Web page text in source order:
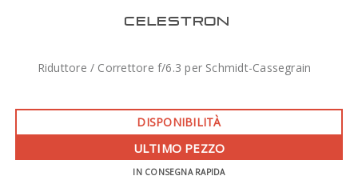
CELESTRON
Riduttore / Correttore f/6.3 per Schmidt-Cassegrain
DISPONIBILITÀ
ULTIMO PEZZO
IN CONSEGNA RAPIDA